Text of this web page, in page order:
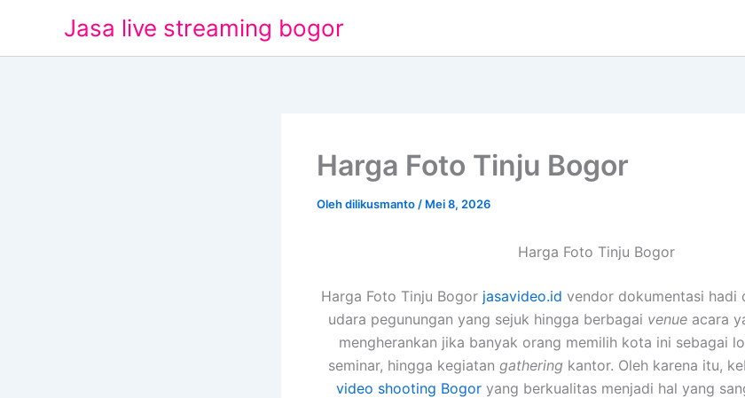
konten
Jasa live streaming bogor
Harga Foto Tinju Bogor
Olehdilikusmanto / Mei 8, 2026
Harga Foto Tinju Bogor
Harga Foto Tinju Bogor jasavideo.id vendor dokumentasi hadi
udara pegunungan yang sejuk hingga berbagai venue acara
mengherankan jika banyak orang memilih kota ini sebagai
seminar, hingga kegiatan gathering kantor. Oleh karena itu,
video shooting Bogoryang berkualitas menjadi hal yang